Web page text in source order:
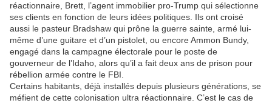
réactionnaire, Brett, l’agent immobilier pro-Trump qui sélectionne
ses clients en fonction de leurs idées politiques. Ils ont croisé
aussi le pasteur Bradshaw qui prône la guerre sainte, armé lui-
même d’une guitare et d’un pistolet, ou encore Ammon Bundy,
engagé dans la campagne électorale pour le poste de
gouverneur de l’Idaho, alors qu’il a fait deux ans de prison pour
rébellion armée contre le FBI.
Certains habitants, déjà installés depuis plusieurs générations, se
méfient de cette colonisation ultra réactionnaire. C’est le cas de